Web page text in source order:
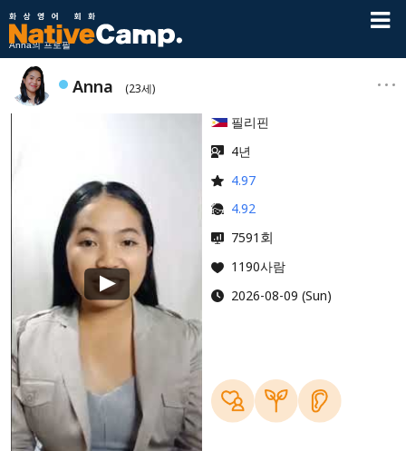
Anna의 프로필
Anna (23세)
필리핀
4년
4.97
4.92
7591 회
1190사람
2026-08-09 (Sun)